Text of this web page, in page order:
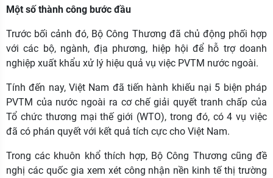
Một số thành công bước đầu
Trước bối cảnh đó, Bộ Công Thương đã chủ động phối hợp
với các bộ, ngành, địa phương, hiệp hội để hỗ trợ doanh
nghiệp xuất khẩu xử lý hiệu quả vụ việc PVTM nước ngoài.
Tính đến nay, Việt Nam đã tiến hành khiếu nại 5 biện pháp
PVTM của nước ngoài ra cơ chế giải quyết tranh chấp của
Tổ chức thương mại thế giới (WTO), trong đó, có 4 vụ việc
đã có phán quyết với kết quả tích cực cho Việt Nam.
Trong các khuôn khổ thích hợp, Bộ Công Thương cũng đề
nghị các quốc gia xem xét công nhận nền kinh tế thị trường